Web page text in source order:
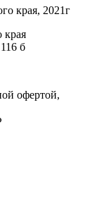
края, 2021г
края
б
офертой,